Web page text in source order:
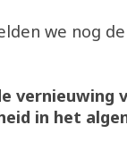
we nog
vernieuwing
in het